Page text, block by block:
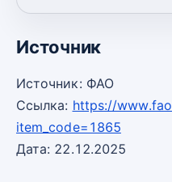
Источник
Источник: ФАО
Ссылка: https://
item_code=1865
Дата: 22.12.2025